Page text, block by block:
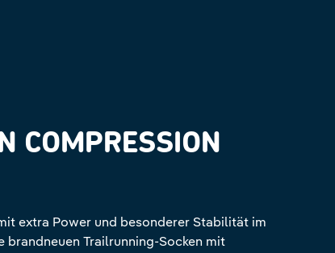
COMPRESSION
extra Power und besonderer Stabilität im
brandneuen Trailrunning-Socken mit